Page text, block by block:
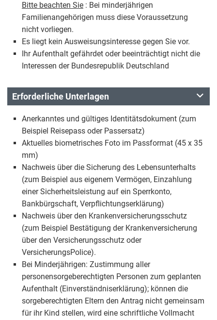
Bitte beachten Sie : Bei minderjährigen
Familienangehörigen muss diese Voraussetzung
nicht vorliegen.
Es liegt kein Ausweisungsinteresse gegen Sie vor.
Ihr Aufenthalt gefährdet oder beeinträchtigt nicht die
Interessen der Bundesrepublik Deutschland
Erforderliche Unterlagen
Anerkanntes und gültiges Identitätsdokument (zum
Beispiel Reisepass oder Passersatz)
Aktuelles biometrisches Foto im Passformat (45 x 35
mm)
Nachweis über die Sicherung des Lebensunterhalts
(zum Beispiel aus eigenem Vermögen, Einzahlung
einer Sicherheitsleistung auf ein Sperrkonto,
Bankbürgschaft, Verpflichtungserklärung)
Nachweis über den Krankenversicherungsschutz
(zum Beispiel Bestätigung der Krankenversicherung
über den Versicherungsschutz oder
VersicherungsPolice).
Bei Minderjährigen: Zustimmung aller
personensorgeberechtigten Personen zum geplanten
Aufenthalt (Einverständniserklärung); können die
sorgeberechtigten Eltern den Antrag nicht gemeinsam
für ihr Kind stellen, wird eine schriftliche Vollmacht